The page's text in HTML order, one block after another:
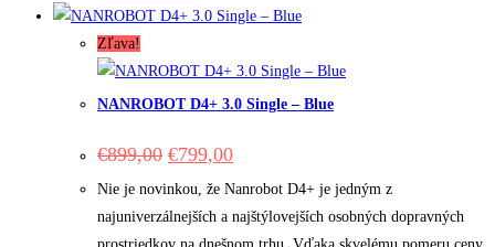
Zľava!
NANROBOT D4+ 3.0 Single – Blue
€899,00 Original
was:
€899,00.
€799,00Current
is:
€799,00.
Nie je novinkou, že Nanrobot D4+ je jedným z
najuniverzálnejších a najštýlovejších osobných dopravných